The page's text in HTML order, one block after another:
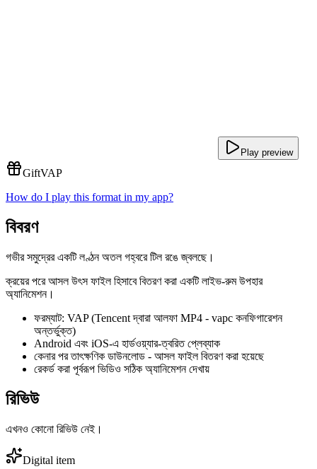
Play preview
GiftVAP
How do I play this format in my app?
বিবরণ
গভীর সমুদ্রের একটি লণ্ঠন অতল গহ্বরে টিল রঙে জ্বলছে।
ক্রয়ের পরে আসল উৎস ফাইল হিসাবে বিতরণ করা একটি লাইভ-রুম উপহার
অ্যানিমেশন।
ফরম্যাট: VAP (Tencent দ্বারা আলফা MP4 - vapc কনফিগারেশন
অন্তর্ভুক্ত)
Android এবং iOS-এ হার্ডওয়্যার-ত্বরিত প্লেব্যাক
কেনার পর তাৎক্ষণিক ডাউনলোড - আসল ফাইল বিতরণ করা হয়েছে
রেকর্ড করা পূর্বরূপ ভিডিও সঠিক অ্যানিমেশন দেখায়
রিভিউ
এখনও কোনো রিভিউ নেই।
Digital item